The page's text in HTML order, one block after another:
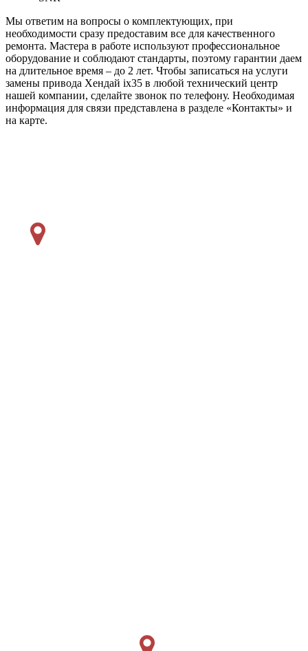
Мы ответим на вопросы о комплектующих, при
необходимости сразу предоставим все для качественного
ремонта. Мастера в работе используют профессиональное
оборудование и соблюдают стандарты, поэтому гарантии даем
на длительное время – до 2 лет. Чтобы записаться на услуги
замены привода Хендай ix35 в любой технический центр
нашей компании, сделайте звонок по телефону. Необходимая
информация для связи представлена в разделе «Контакты» и
на карте.